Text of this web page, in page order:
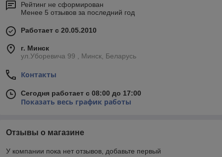
Рейтинг не сформирован
Менее 5 отзывов за последний год
Работает с 20.05.2010
г. Минск
ул.Уборевича 99 , Минск, Беларусь
Контакты
Сегодня работает с 08:00 до 17:00
Показать весь график работы
Отзывы о магазине
У компании пока нет отзывов, добавьте первый